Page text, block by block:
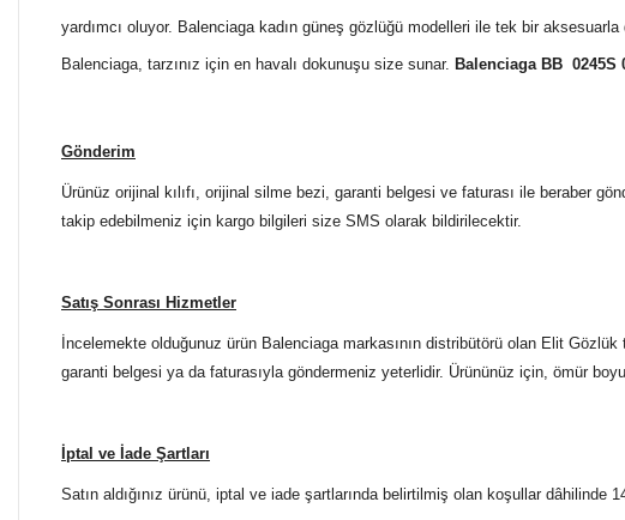
yardımcı oluyor. Balenciaga kadın güneş gözlüğü modelleri ile tek bir
Balenciaga, tarzınız için en havalı dokunuşu size sunar. Balenciaga BB 0245S
Gönderim
Ürünüz orijinal kılıfı, orijinal silme bezi, garanti belgesi ve faturası ile beraber
takip edebilmeniz için kargo bilgileri size SMS olarak bildirilecektir.
Satış Sonrası Hizmetler
İncelemekte olduğunuz ürün Balenciaga markasının distribütörü olan Elit
garanti belgesi ya da faturasıyla göndermeniz yeterlidir. Ürününüz için, ömür
İptal ve İade Şartları
Satın aldığınız ürünü, iptal ve iade şartlarında belirtilmiş olan koşullar